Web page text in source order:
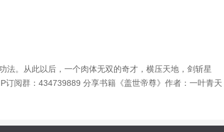
法。从此以后，一个肉体无双的奇才，横压天地，剑斩星
订阅群：434739889 分享书籍《盖世帝尊》作者：一叶青天
的朋友推荐哦！